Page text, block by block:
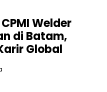
Welder
di Batam,
Global